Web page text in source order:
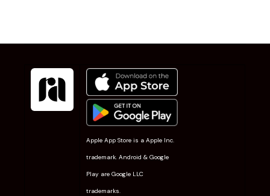
Apple App Store is a Apple Inc.
trademark. Android & Google
Play are Google LLC
trademarks.